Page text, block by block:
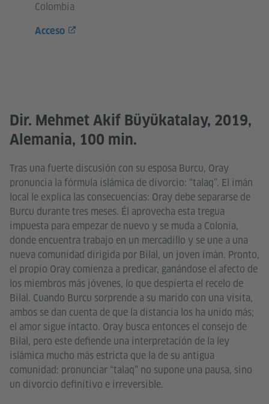
Dir. Mehmet Akif Büyükatalay, 2019,
Alemania, 100 min.
Tras una fuerte discusión con su esposa Burcu, Oray
pronuncia la fórmula islámica de divorcio: “talaq”. El imán
local le explica las consecuencias: Oray debe separarse de
Burcu durante tres meses. Él aprovecha esta tregua
impuesta para empezar de nuevo y se muda a Colonia,
donde encuentra trabajo en un mercadillo y se une a una
nueva comunidad dirigida por Bilal, un joven imán. Pronto,
el propio Oray comienza a predicar, ganándose el afecto de
los miembros más jóvenes, lo que despierta el recelo de
Bilal. Cuando Burcu sorprende a su marido con una visita,
ambos se dan cuenta de que la distancia los ha unido más;
el amor sigue intacto. Oray busca entonces el consejo de
Bilal, pero este defiende una interpretación de la ley
islámica mucho más estricta que la de su antigua
comunidad: pronunciar “talaq” no supone una pausa, sino
un divorcio definitivo e irreversible.
Colombia
Acceso